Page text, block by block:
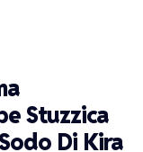
Stuzzica
Di Kira